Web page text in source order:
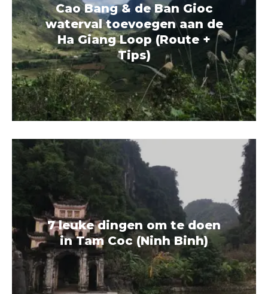
Cao Bang & de Ban Gioc
waterval toevoegen aan de
Ha Giang Loop (Route +
Tips)
7 leuke dingen om te doen
in Tam Coc (Ninh Binh)